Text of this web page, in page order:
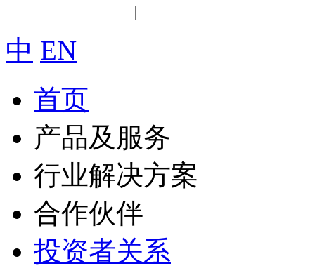
中 EN
首页
产品及服务
行业解决方案
合作伙伴
投资者关系